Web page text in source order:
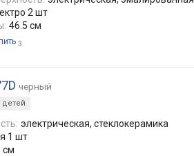
2 шт
46.5 см
3
черный
детей
электрическая, стеклокерамика
1 шт
см